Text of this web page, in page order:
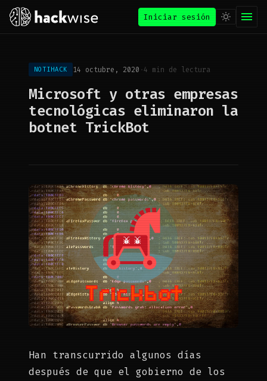
Iniciar sesión
NOTIHACK 14 octubre, 2020 ·4 min de lectura
Microsoft y otras empresas
tecnológicas eliminaron la
botnet TrickBot
Han transcurrido algunos días
después de que el gobierno de los